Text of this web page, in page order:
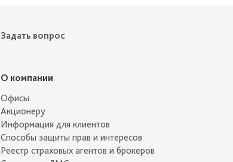
Задать вопрос
О компании
Офисы
Акционеру
Информация для клиентов
Способы защиты прав и интересов
Реестр страховых агентов и брокеров